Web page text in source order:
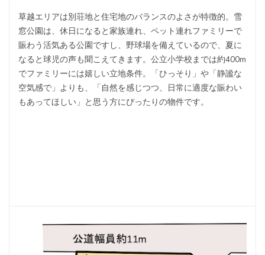
草越エリアは別荘地と住宅地のバランスのよさが特徴的。雪
窓公園は、休日になると家族連れ、ペット連れファミリーで
賑わう活気ある公園ですし、野球場を備えているので、夏に
なると球児の声も聞こえてきます。公立小学校までは約400m
でファミリーには嬉しい立地条件。「ひっそり」や「静謐な
空気感で」よりも、「自然を感じつつ、日常に適度な賑わい
もあってほしい」と思う方にぴったりの物件です。